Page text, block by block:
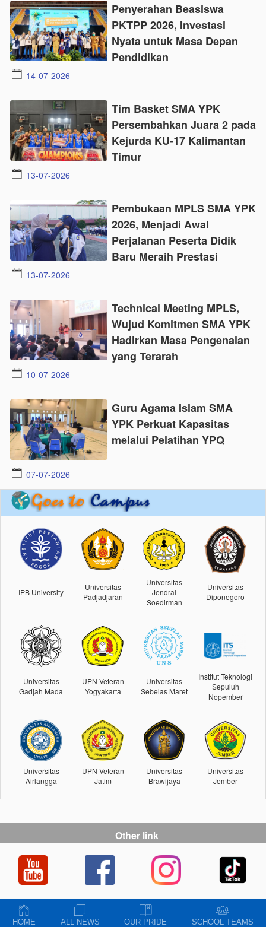
HOME ALL NEWS OUR PRIDE SCHOOL TEAMS
14-07-2026
Penyerahan Beasiswa
PKTPP 2026, Investasi
Nyata untuk Masa Depan
Pendidikan
13-07-2026
Tim Basket SMA YPK
Persembahkan Juara 2 pada
Kejurda KU-17 Kalimantan
Timur
13-07-2026
Pembukaan MPLS SMA YPK
2026, Menjadi Awal
Perjalanan Peserta Didik
Baru Meraih Prestasi
10-07-2026
Technical Meeting MPLS,
Wujud Komitmen SMA YPK
Hadirkan Masa Pengenalan
yang Terarah
07-07-2026
Guru Agama Islam SMA
YPK Perkuat Kapasitas
melalui Pelatihan YPQ
IPB University
Universitas
Padjadjaran
Universitas
Jendral
Soedirman
Universitas
Diponegoro
Universitas
Gadjah Mada
UPN Veteran
Yogyakarta
Universitas
Sebelas Maret
Institut Teknologi
Sepuluh
Nopember
Universitas
Airlangga
UPN Veteran
Jatim
Universitas
Brawijaya
Universitas
Jember
Other link